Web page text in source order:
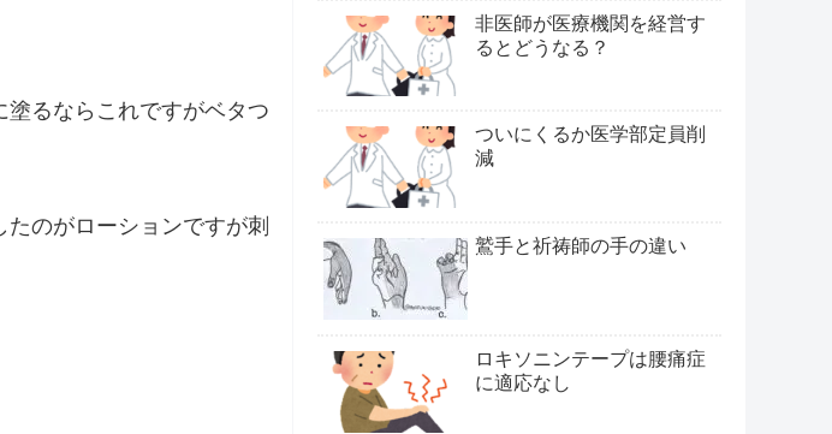
るならこれですがベタつ
のがローションですが刺
非医師が医療機関を経営す
るとどうなる？
ついにくるか医学部定員削
減
鷲手と祈祷師の手の違い
ロキソニンテープは腰痛症
に適応なし